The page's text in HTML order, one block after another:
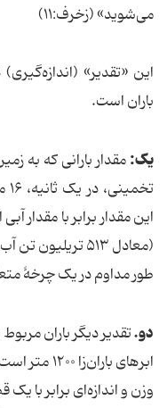
می‌شوید» (زخرف:۱۱)
این «تقدیر»
باران است.
یک:مقدار بارانی که به
این مقدار برابر با مقدار
(معادل ۵۱۳
طور مداوم در یک چرخۀ
دو.تقدیر دیگر باران
ابرهای